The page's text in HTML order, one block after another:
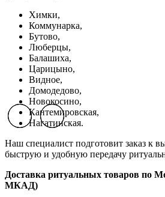
Химки,
Коммунарка,
Бутово,
Люберцы,
Балашиха,
Царицыно,
Видное,
Домодедово,
Новокосино,
Кантемировская,
Нагатинская.
Наш специалист подготовит заказ к
быструю и удобную передачу
Доставка ритуальных товаров по
МКАД)
Previous slide
Next slide
Previous slide
Next slide
Previous slide
Next slide